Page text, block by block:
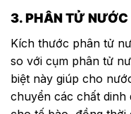
3. PHÂN TỬ NƯỚC
Kích thước phân tử
so với cụm phân tử
biệt này giúp cho
chuyển các chất dinh